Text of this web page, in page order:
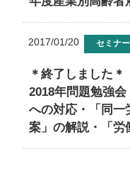
2017/01/20 セミナ
＊終了しました＊
2018年問題勉強会
への対応・「同一
案」の解説・「労